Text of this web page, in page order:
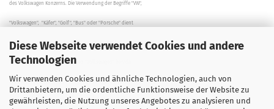
Diese Webseite verwendet Cookies und andere
Technologien
Wir verwenden Cookies und ähnliche Technologien, auch von
Drittanbietern, um die ordentliche Funktionsweise der Website zu
gewährleisten, die Nutzung unseres Angebotes zu analysieren und
des Volkswagen Konzerns. Die Verwendung der Begriffe "VW",
"Volkswagen", "Käfer", "Golf", "Bus" oder "Porsche" dient
der Beschreibung der Teile und stellt in keinem Fall eine direkte
Verbindung zu dem Unternehmen "Volkswagen" her/da.
Die Beschreibungen, Zeichnungen und Angaben zur
Verwendung sind sorgfältig überprüft worden.